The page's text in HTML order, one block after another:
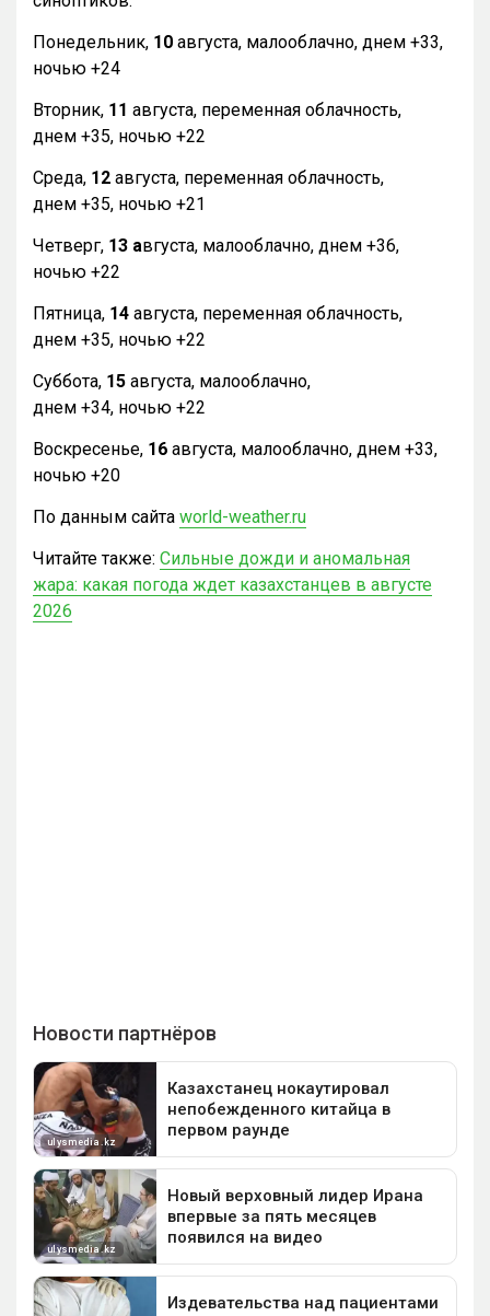
Понедельник, 10 августа, малооблачно, днем +33,
ночью +24
Вторник, 11 августа, переменная облачность,
днем +35, ночью +22
Среда, 12 августа, переменная облачность,
днем +35, ночью +21
Четверг, 13 августа, малооблачно, днем +36,
ночью +22
Пятница, 14 августа, переменная облачность,
днем +35, ночью +22
Суббота, 15 августа, малооблачно,
днем +34, ночью +22
Воскресенье, 16 августа, малооблачно, днем +33,
ночью +20
По данным сайта world-weather.ru
Читайте также: Сильные дожди и аномальная
жара: какая погода ждет казахстанцев в августе
2026